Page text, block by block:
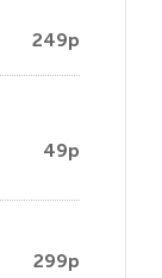
249р
49р
299р